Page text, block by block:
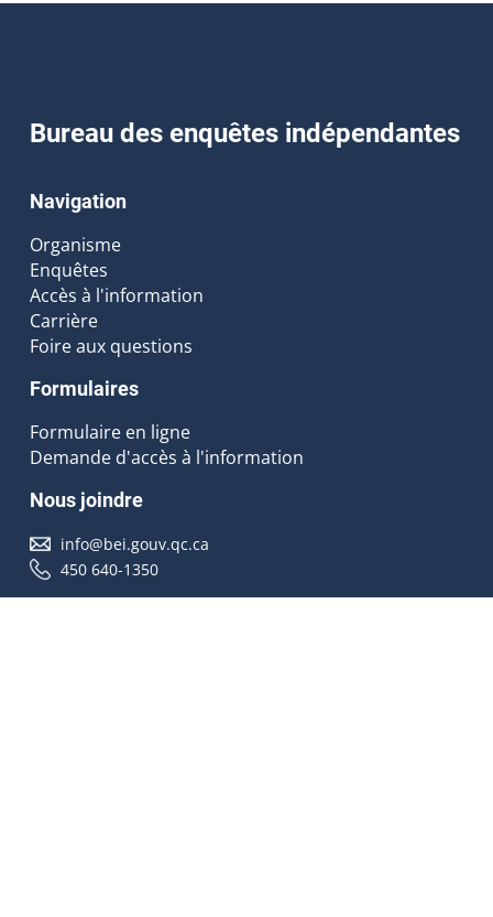
Bureau des enquêtes indépendantes
Navigation
Organisme
Enquêtes
Accès à l'information
Carrière
Foire aux questions
Formulaires
Formulaire en ligne
Demande d'accès à l'information
Nous joindre
info@bei.gouv.qc.ca
450 640-1350